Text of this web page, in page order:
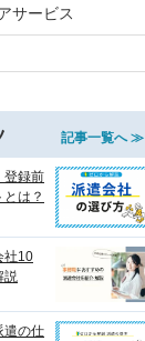
サービス
記事一覧へ ≫
登録前
は？
社10
説
遣の仕